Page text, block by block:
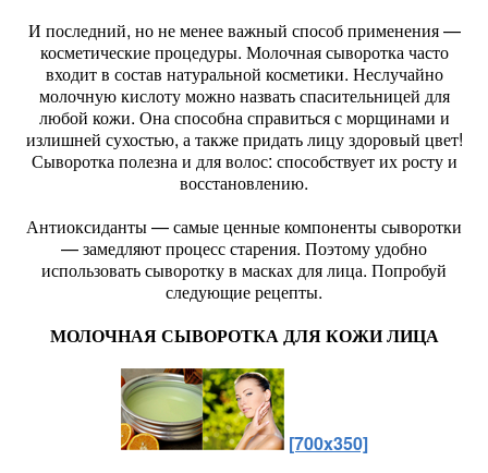
И последний, но не менее важный способ применения —
косметические процедуры. Молочная сыворотка часто
входит в состав натуральной косметики. Неслучайно
молочную кислоту можно назвать спасительницей для
любой кожи. Она способна справиться с морщинами и
излишней сухостью, а также придать лицу здоровый цвет!
Сыворотка полезна и для волос: способствует их росту и
восстановлению.
Антиоксиданты — самые ценные компоненты сыворотки
— замедляют процесс старения. Поэтому удобно
использовать сыворотку в масках для лица. Попробуй
следующие рецепты.
МОЛОЧНАЯ СЫВОРОТКА ДЛЯ КОЖИ ЛИЦА
[700x350]